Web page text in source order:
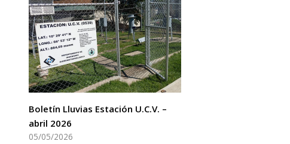
Boletín Lluvias Estación U.C.V. –
abril 2026
05/05/2026